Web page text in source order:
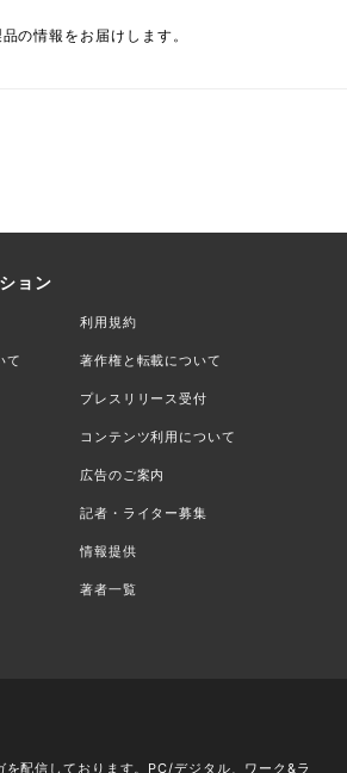
の情報をお届けします。
ョン
利用規約
て 著作権と転載について
プレスリリース受付
コンテンツ利用について
広告のご案内
記者・ライター募集
情報提供
著者一覧
を配信しております。PC/デジタル、ワーク&ラ